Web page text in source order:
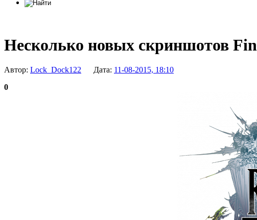
Несколько новых скриншотов
Автор: Lock_Dock122 Дата: 11-08-2015, 18:10
0